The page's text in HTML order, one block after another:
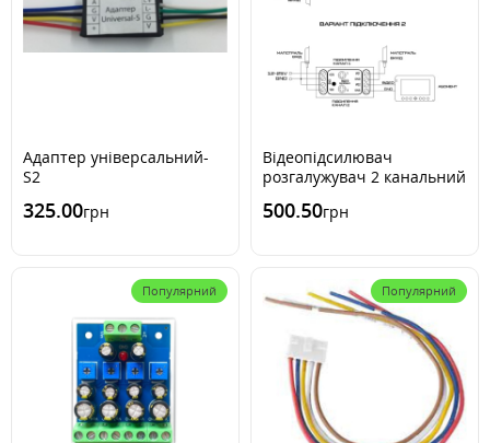
Адаптер універсальний-
S2
325.00грн
Відеопідсилювач
розгалужувач 2 канальний
500.50грн
Популярний Популярний